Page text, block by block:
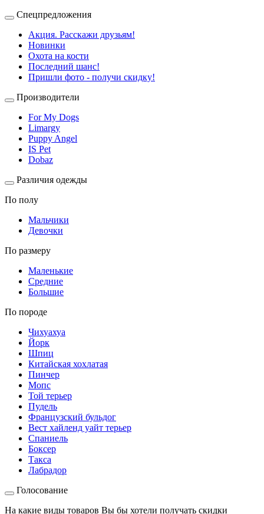
Спецпредложения
Акция. Расскажи друзьям!
Новинки
Охота на кости
Последний шанс!
Пришли фото - получи скидку!
Производители
For My Dogs
Limargy
Puppy Angel
IS Pet
Dobaz
Различия одежды
По полу
Мальчики
Девочки
По размеру
Маленькие
Средние
Большие
По породе
Чихуахуа
Йорк
Шпиц
Китайская хохлатая
Пинчер
Мопс
Той терьер
Пудель
Французский бульдог
Вест хайленд уайт терьер
Спаниель
Боксер
Такса
Лабрадор
Голосование
На какие виды товаров Вы бы хотели получать скидки